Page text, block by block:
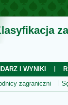
I WYNIKI
zagraniczni